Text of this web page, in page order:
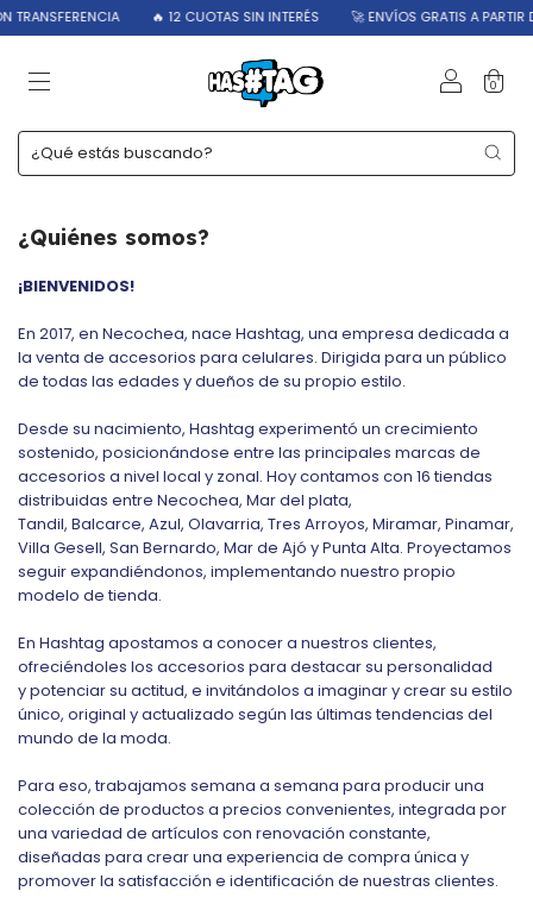
🔥 12 CUOTAS SIN INTERÉS 🚀 ENVÍOS GRATIS A PARTIR
0
¿Quiénes somos?
¡BIENVENIDOS!
En 2017, en Necochea, nace Hashtag, una empresa dedicada a
la venta de accesorios para celulares. Dirigida para un público
de todas las edades y dueños de su propio estilo.
Desde su nacimiento, Hashtag experimentó un crecimiento
sostenido, posicionándose entre las principales marcas de
accesorios a nivel local y zonal. Hoy contamos con 16 tiendas
distribuidas entre Necochea, Mar del plata,
Tandil, Balcarce, Azul, Olavarria, Tres Arroyos, Miramar, Pinamar,
Villa Gesell, San Bernardo, Mar de Ajó yPunta Alta. Proyectamos
seguir expandiéndonos, implementando nuestro propio
modelo de tienda.
En Hashtag apostamos a conocer a nuestros clientes,
ofreciéndoles los accesorios para destacar su personalidad
y potenciar su actitud, e invitándolos a imaginar y crear su estilo
único, original y actualizado según las últimas tendencias del
mundo de la moda.
Para eso, trabajamos semana a semana para producir una
colección de productos a precios convenientes, integrada por
una variedad de artículos con renovación constante,
diseñadas para crear una experiencia de compra única y
promover la satisfacción e identificación de nuestras clientes.